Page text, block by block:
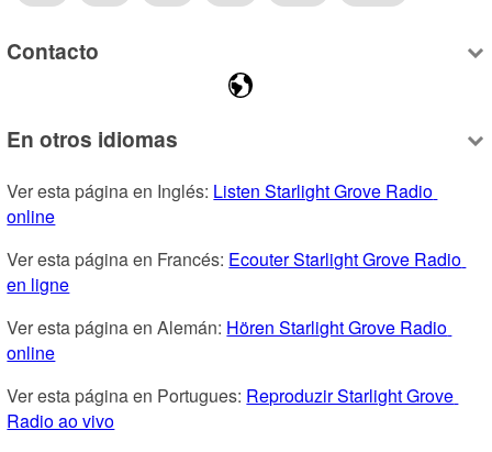
Contacto
En otros idiomas
Ver esta página en Inglés: Listen Starlight Grove Radio
online
Ver esta página en Francés: Ecouter Starlight Grove Radio
en ligne
Ver esta página en Alemán: Hören Starlight Grove Radio
online
Ver esta página en Portugues: Reproduzir Starlight Grove
Radio ao vivo